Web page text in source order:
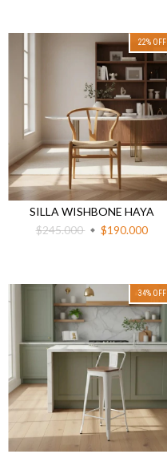
22% OFF
SILLA WISHBONE HAYA
$245.000
$190.000
34% OFF